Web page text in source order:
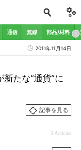
通信 無線 部品/材料
2011年11月14日
たな“通貨”に
記事を見る
3 Articles